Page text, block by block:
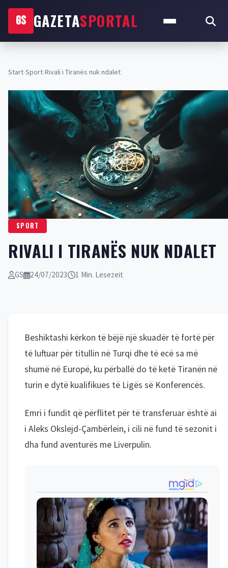
GS GAZETASPORTAL
Start›Sport›Rivali i Tiranës nuk ndalet
SPORT
RIVALI I TIRANËS NUK NDALET
GS 24/07/2023 1 Min. Lesezeit
Beshiktashi kërkon të bëjë një skuadër të fortë për
të luftuar për titullin në Turqi dhe të ecë sa më
shumë në Europë, ku përballë do të ketë Tiranën në
turin e dytë kualifikues të Ligës së Konferencës.
Emri i fundit që përflitet për të transferuar është ai
i Aleks Okslejd-Çambërlein, i cili në fund të sezonit i
dha fund aventurës me Liverpulin.